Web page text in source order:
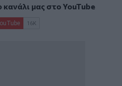
μας στοYouTube